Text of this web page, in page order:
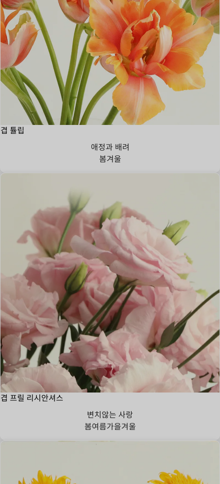
겹 튤립
애정과 배려
봄겨울
겹 프릴 리시안셔스
변치않는 사랑
봄여름가을겨울